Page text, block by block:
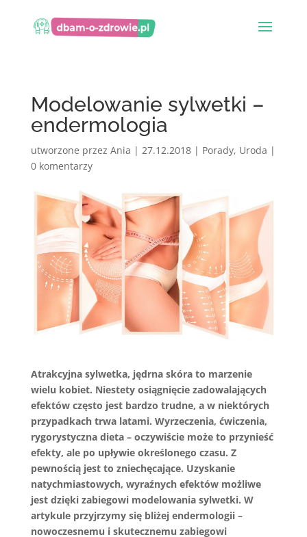
Modelowanie sylwetki –
endermologia
utworzone przez Ania | 27.12.2018| Porady, Uroda |
0 komentarzy
Atrakcyjna sylwetka, jędrna skóra to marzenie
wielu kobiet. Niestety osiągnięcie zadowalających
efektów często jest bardzo trudne, a w niektórych
przypadkach trwa latami. Wyrzeczenia, ćwiczenia,
rygorystyczna dieta – oczywiście może to przynieść
efekty, ale po upływie określonego czasu. Z
pewnością jest to zniechęcające. Uzyskanie
natychmiastowych, wyraźnych efektów możliwe
jest dzięki zabiegowi modelowania sylwetki. W
artykule przyjrzymy się bliżej endermologii –
nowoczesnemu i skutecznemu zabiegowi